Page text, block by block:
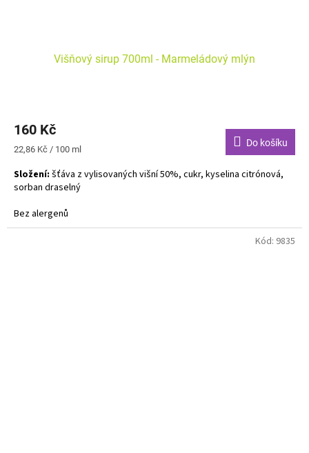
Višňový sirup 700ml - Marmeládový mlýn
160 Kč
Měrná
22,86 Kč / 100 ml
Do košíku
Složení: šťáva z vylisovaných višní 50%, cukr, kyselina citrónová,
sorban draselný
Bez alergenů
Kód: 9835